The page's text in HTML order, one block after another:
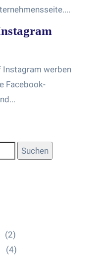
Instagram werben
Facebook-
(2)
(4)